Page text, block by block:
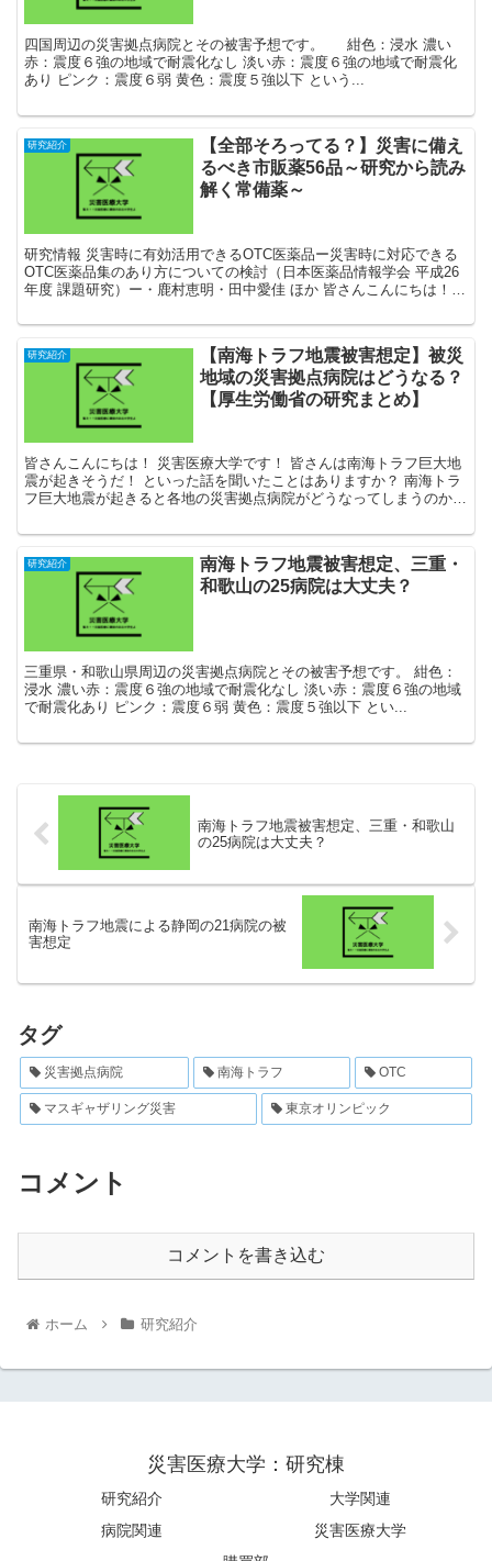
四国周辺の災害拠点病院とその被害予想です。 紺色：浸水 濃い
赤：震度６強の地域で耐震化なし 淡い赤：震度６強の地域で耐震化
あり ピンク：震度６弱 黄色：震度５強以下 という...
研究紹介
【全部そろってる？】災害に備え
るべき市販薬56品～研究から読み
解く常備薬～
研究情報 災害時に有効活用できるOTC医薬品ー災害時に対応できる
OTC医薬品集のあり方についての検討（日本医薬品情報学会 平成26
年度 課題研究）ー・鹿村恵明・田中愛佳 ほか 皆さんこんにちは！
研究紹介
【南海トラフ地震被害想定】被災
地域の災害拠点病院はどうなる？
【厚生労働省の研究まとめ】
皆さんこんにちは！ 災害医療大学です！ 皆さんは南海トラフ巨大地
震が起きそうだ！ といった話を聞いたことはありますか？ 南海トラ
フ巨大地震が起きると各地の災害拠点病院がどうなってしまうのかを
研究紹介
南海トラフ地震被害想定、三重・
和歌山の25病院は大丈夫？
三重県・和歌山県周辺の災害拠点病院とその被害予想です。 紺色：
浸水 濃い赤：震度６強の地域で耐震化なし 淡い赤：震度６強の地域
で耐震化あり ピンク：震度６弱 黄色：震度５強以下 とい...
南海トラフ地震被害想定、三重・和歌山
の25病院は大丈夫？
南海トラフ地震による静岡の21病院の被
害想定
タグ
災害拠点病院 南海トラフ OTC
マスギャザリング災害 東京オリンピック
コメント
コメントを書き込む
ホーム 研究紹介
災害医療大学：研究棟
研究紹介
大学関連
病院関連
災害医療大学